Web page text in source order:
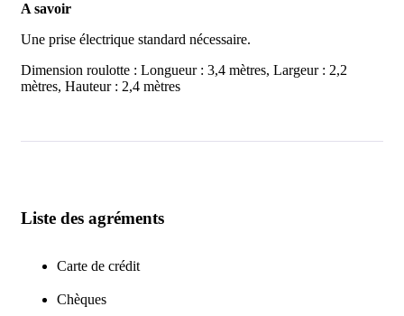
A savoir
Une prise électrique standard nécessaire.
Dimension roulotte : Longueur : 3,4 mètres, Largeur : 2,2
mètres, Hauteur : 2,4 mètres
Liste des agréments
Carte de crédit
Chèques